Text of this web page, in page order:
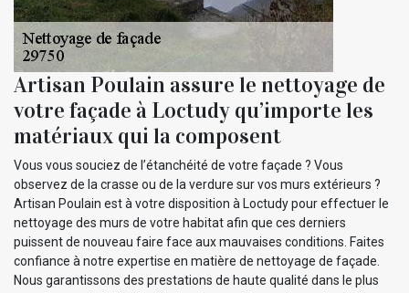
Artisan Poulain assure le nettoyage de
votre façade à Loctudy qu’importe les
matériaux qui la composent
Vous vous souciez de l’étanchéité de votre façade ? Vous
observez de la crasse ou de la verdure sur vos murs extérieurs ?
Artisan Poulain est à votre disposition à Loctudy pour effectuer le
nettoyage des murs de votre habitat afin que ces derniers
puissent de nouveau faire face aux mauvaises conditions. Faites
confiance à notre expertise en matière de nettoyage de façade.
Nous garantissons des prestations de haute qualité dans le plus